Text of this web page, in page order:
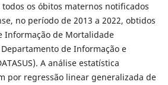
os óbitos maternos notificados
no período de 2013 a 2022, obtidos
Informação de Mortalidade
de Informação e
A análise estatística
por regressão linear generalizada de